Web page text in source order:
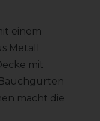
einem
Metall
mit
macht die